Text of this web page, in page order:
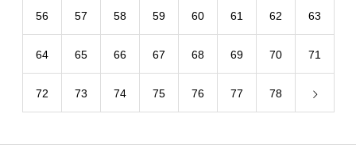
56 57 58 59 60 61 62 63
64 65 66 67 68 69 70 71
72 73 74 75 76 77 78